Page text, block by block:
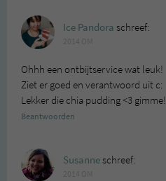
Ice Pandora schreef:
Ohhh een ontbijtservice wat leuk!
Ziet er goed en verantwoord uit c:
Lekker die chia pudding <3 gimme!
Beantwoorden
Susanneschreef: